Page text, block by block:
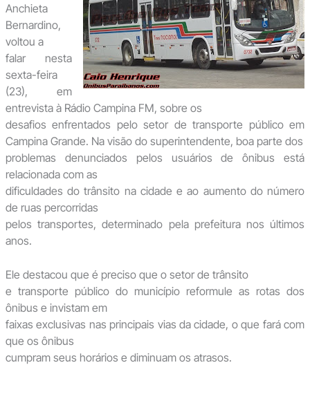
Anchieta
Bernardino,
voltou a
falar nesta
sexta-feira
(23), em
entrevista à Rádio Campina FM, sobre os
desafios enfrentados pelo setor de transporte público em
Campina Grande. Na visão do superintendente, boa parte dos
problemas denunciados pelos usuários de ônibus está
relacionada com as
dificuldades do trânsito na cidade e ao aumento do número
de ruas percorridas
pelos transportes, determinado pela prefeitura nos últimos
anos.
Ele destacou que é preciso que o setor de trânsito
e transporte público do município reformule as rotas dos
ônibus e invistam em
faixas exclusivas nas principais vias da cidade, o que fará com
que os ônibus
cumpram seus horários e diminuam os atrasos.